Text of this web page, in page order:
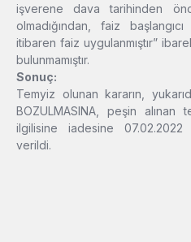
işverene dava tarihinden
olmadığından, faiz
itibaren faiz uygulanmıştır”
bulunmamıştır.
Sonuç:
Temyiz olunan kararın,
BOZULMASINA, peşin alınan
ilgilisine iadesine
verildi.